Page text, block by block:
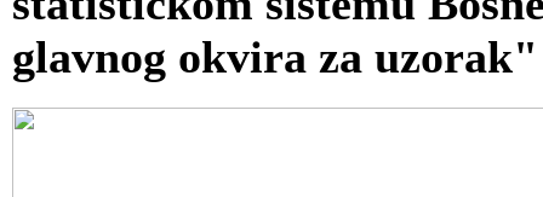
glavnog okvira za uzorak"